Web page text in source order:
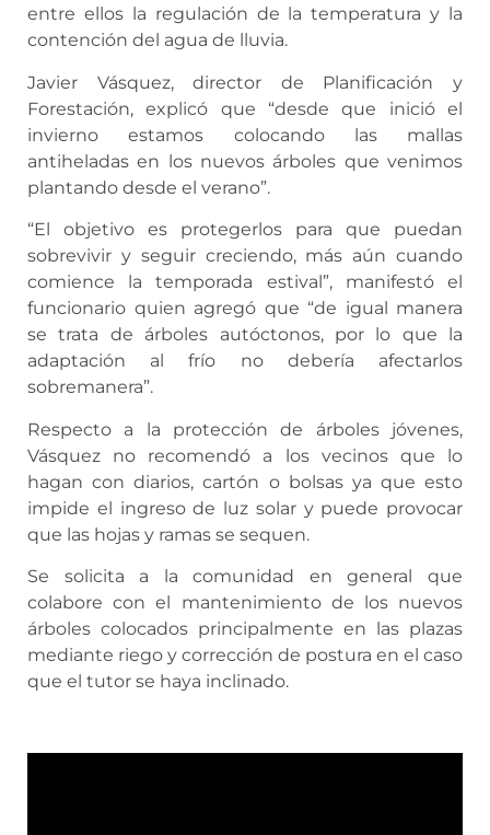
entre ellos la regulación de la temperatura y la
contención del agua de lluvia.
Javier Vásquez, director de Planificación y
Forestación, explicó que “desde que inició el
invierno estamos colocando las mallas
antiheladas en los nuevos árboles que venimos
plantando desde el verano”.
“El objetivo es protegerlos para que puedan
sobrevivir y seguir creciendo, más aún cuando
comience la temporada estival”, manifestó el
funcionario quien agregó que “de igual manera
se trata de árboles autóctonos, por lo que la
adaptación al frío no debería afectarlos
sobremanera”.
Respecto a la protección de árboles jóvenes,
Vásquez no recomendó a los vecinos que lo
hagan con diarios, cartón o bolsas ya que esto
impide el ingreso de luz solar y puede provocar
que las hojas y ramas se sequen.
Se solicita a la comunidad en general que
colabore con el mantenimiento de los nuevos
árboles colocados principalmente en las plazas
mediante riego y corrección de postura en el caso
que el tutor se haya inclinado.